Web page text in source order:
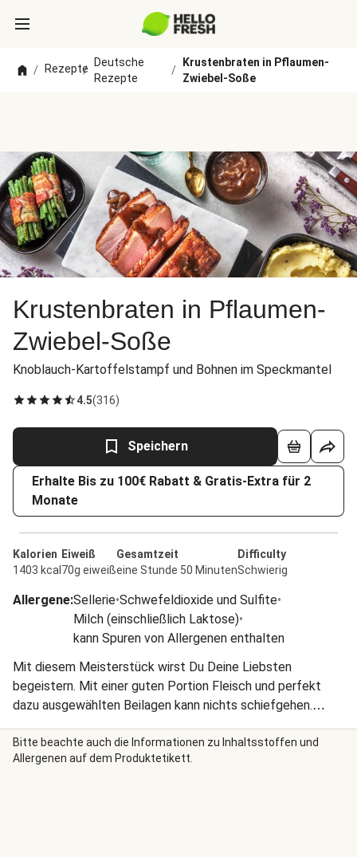
/ Rezepte
/
Deutsche
Rezepte
/
Krustenbraten in Pflaumen-
Zwiebel-Soße
Krustenbraten in Pflaumen-
Zwiebel-Soße
Knoblauch-Kartoffelstampf und Bohnen im Speckmantel
4.5(316)
Speichern
Erhalte Bis zu 100€ Rabatt & Gratis-Extra für 2
Monate
Kalorien
1403 kcal
Eiweiß
70g eiweiß
Gesamtzeit
eine Stunde 50 Minuten
Difficulty
Schwierig
Allergene:Sellerie•Schwefeldioxide und Sulfite•
Milch (einschließlich Laktose)•
kann Spuren von Allergenen enthalten
Mit diesem Meisterstück wirst Du Deine Liebsten
begeistern. Mit einer guten Portion Fleisch und perfekt
dazu ausgewählten Beilagen kann nichts schiefgehen.
Jetzt heißt es nur noch Dein Meisterstück in Szene setzen
und gemeinsam genießen. Wir wünschen einen guten
Appetit!
Bitte beachte auch die Informationen zu Inhaltsstoffen und
Allergenen auf dem Produktetikett.